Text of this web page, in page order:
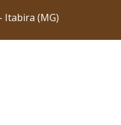
Itabira (MG)